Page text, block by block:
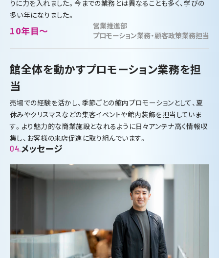
りに力を入れました。今までの業務とは異なることも多く、学びの
多い年になりました。
10年目～
営業推進部
プロモーション業務・顧客政策業務担当
館全体を動かすプロモーション業務を担
当
売場での経験を活かし、季節ごとの館内プロモーションとして、夏
休みやクリスマスなどの集客イベントや館内装飾を担当していま
す。より魅力的な商業施設となれるように日々アンテナ高く情報収
集し、お客様の来店促進に取り組んでいます。
04.メッセージ